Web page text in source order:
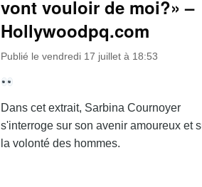
vont vouloir de moi?» –
Hollywoodpq.com
Publié le vendredi 17 juillet à 18:53
Dans cet extrait, Sarbina Cournoyer
s'interroge sur son avenir amoureux et
la volonté des hommes.